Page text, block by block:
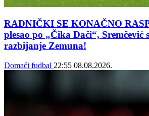
RADNIČKI SE KONAČNO
plesao po „Čika Dači“, Sremčević
razbijanje Zemuna!
Domaći fudbal 22:55 08.08.2026.